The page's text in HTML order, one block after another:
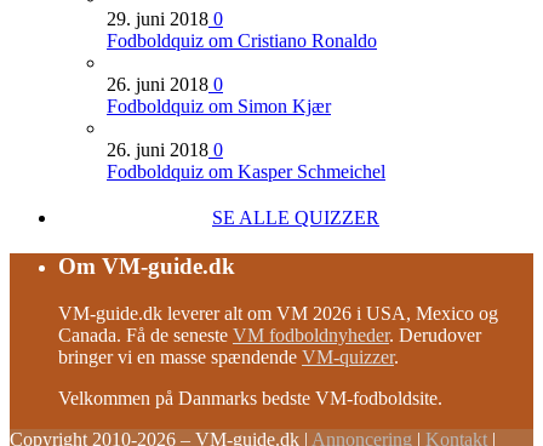
29. juni 2018 0
Fodboldquiz om Cristiano Ronaldo
26. juni 2018 0
Fodboldquiz om Simon Kjær
26. juni 2018 0
Fodboldquiz om Kasper Schmeichel
SE ALLE QUIZZER
Om VM-guide.dk
VM-guide.dk leverer alt om VM 2026 i USA, Mexico og
Canada. Få de seneste VM fodboldnyheder. Derudover
bringer vi en masse spændende VM-quizzer.
Velkommen på Danmarks bedste VM-fodboldsite.
Copyright 2010-2026 – VM-guide.dk | Annoncering | Kontakt |